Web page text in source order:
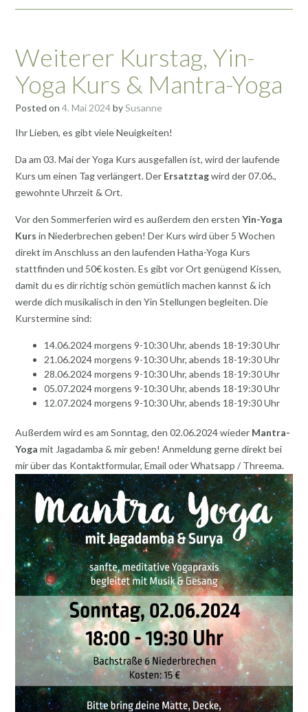
Weiterer Kurstag, Yin-
Yoga Kurs & Mantra-Yoga
Posted on 4. Mai 2024bySusanne
Ihr Lieben, es gibt viele Neuigkeiten!
Da am 03. Mai der Yoga Kurs ausgefallen ist, wird der laufende
Kurs um einen Tag verlängert. Der Ersatztagwird der 07.06.,
gewohnte Uhrzeit & Ort.
Vor den Sommerferien wird es außerdem den ersten Yin-Yoga
Kurs in Niederbrechen geben! Der Kurs wird über 5 Wochen
direkt im Anschluss an den laufenden Hatha-Yoga Kurs
stattfinden und 50€ kosten. Es gibt vor Ort genügend Kissen,
damit du es dir richtig schön gemütlich machen kannst & ich
werde dich musikalisch in den Yin Stellungen begleiten. Die
Kurstermine sind:
14.06.2024 morgens 9-10:30 Uhr, abends 18-19:30 Uhr
21.06.2024 morgens 9-10:30 Uhr, abends 18-19:30 Uhr
28.06.2024 morgens 9-10:30 Uhr, abends 18-19:30 Uhr
05.07.2024 morgens 9-10:30 Uhr, abends 18-19:30 Uhr
12.07.2024 morgens 9-10:30 Uhr, abends 18-19:30 Uhr
Außerdem wird es am Sonntag, den 02.06.2024 wieder Mantra-
Yoga mit Jagadamba & mir geben! Anmeldung gerne direkt bei
mir über das Kontaktformular, Email oder Whatsapp / Threema.